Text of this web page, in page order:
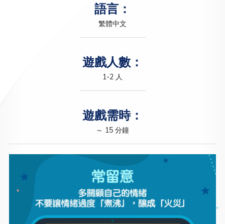
語言：
繁體中文
遊戲人數：
1-2 人
遊戲需時：
～ 15 分鐘